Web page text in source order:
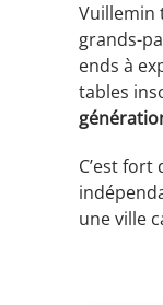
Vuillemin
grands-
ends à
tables
C’est
une ville